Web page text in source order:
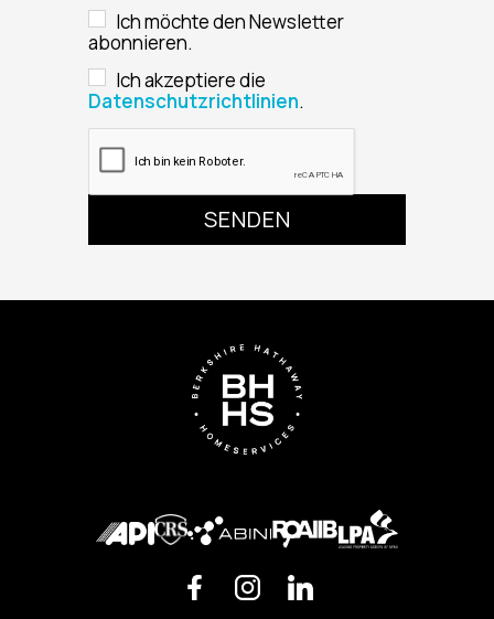
Ich möchte den Newsletter
abonnieren.
Ich akzeptiere die
Datenschutzrichtlinien.